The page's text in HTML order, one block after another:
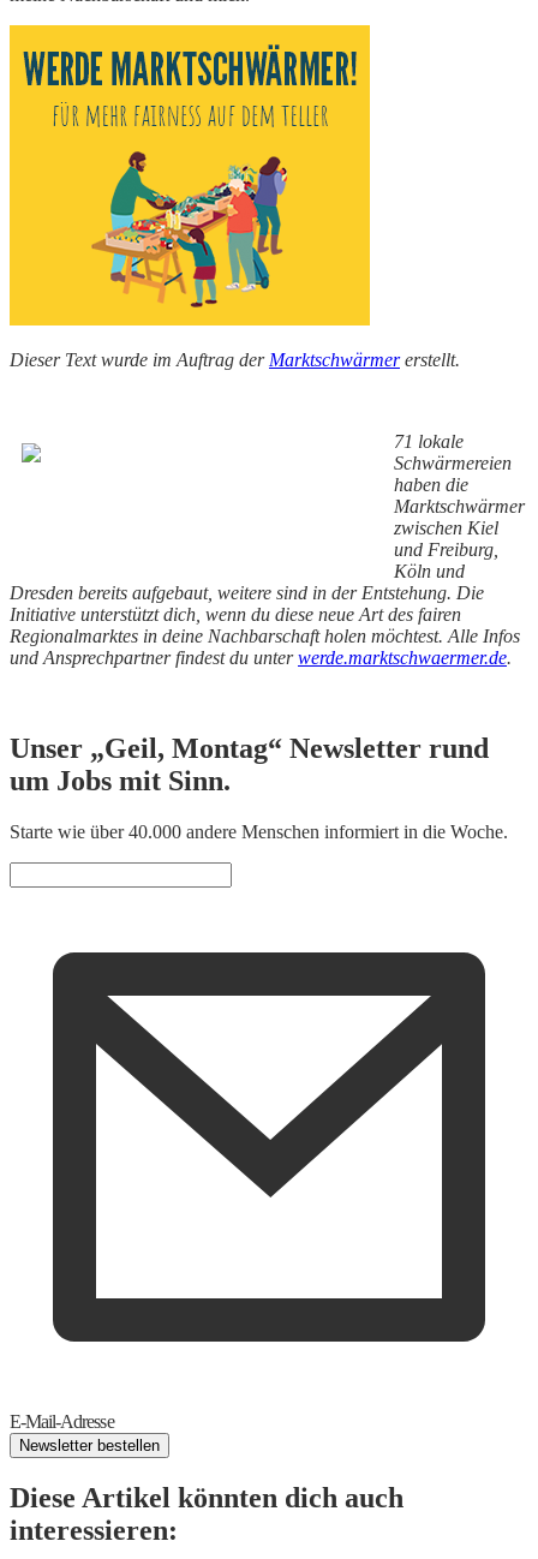
Dieser Text wurde im Auftrag der Marktschwärmererstellt.
71 lokale
Schwärmereien
haben die
Marktschwärmer
zwischen Kiel
und Freiburg,
Köln und
Dresden bereits aufgebaut, weitere sind in der Entstehung. Die
Initiative unterstützt dich, wenn du diese neue Art des fairen
Regionalmarktes in deine Nachbarschaft holen möchtest. Alle Infos
und Ansprechpartner findest du unterwerde.marktschwaermer.de.
Unser „Geil, Montag“ Newsletter rund
um Jobs mit Sinn.
Starte wie über 40.000 andere Menschen informiert in die Woche.
E-Mail-Adresse
Newsletter bestellen
Diese Artikel könnten dich auch
interessieren: